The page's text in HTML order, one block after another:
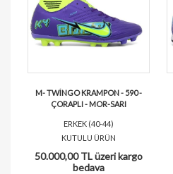
M- TWİNGO KRAMPON - 590 -
ÇORAPLI - MOR-SARI
ERKEK (40-44)
KUTULU ÜRÜN
50.000,00 TL üzeri kargo
bedava